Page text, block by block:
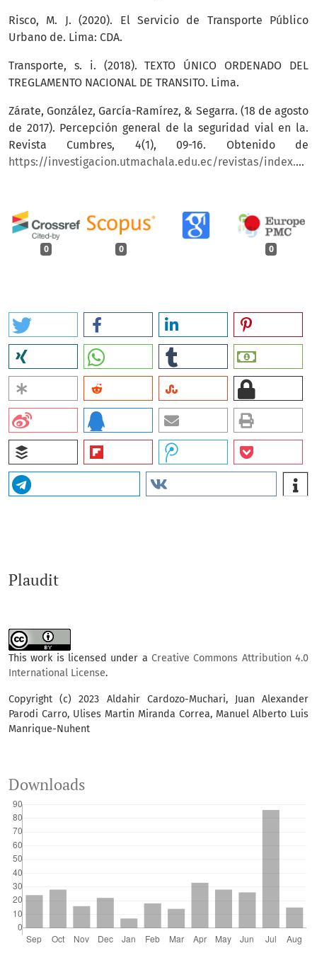
0 0 0
Plaudit
Risco, M. J. (2020). El Servicio de Transporte Público
Urbano de. Lima: CDA.
Transporte, s. i. (2018). TEXTO ÚNICO ORDENADO DEL
TREGLAMENTO NACIONAL DE TRANSITO. Lima.
Zárate, González, García-Ramírez, & Segarra. (18 de agosto
de 2017). Percepción general de la seguridad vial en la.
Revista Cumbres, 4(1), 09-16. Obtenido de
https://investigacion.utmachala.edu.ec/revistas/index.php/Cumbres
This work is licensed under a Creative Commons Attribution 4.0
International License.
Copyright (c) 2023 Aldahir Cardozo-Muchari, Juan Alexander
Parodi Carro, Ulises Martin Miranda Correa, Manuel Alberto Luis
Manrique-Nuhent
Downloads